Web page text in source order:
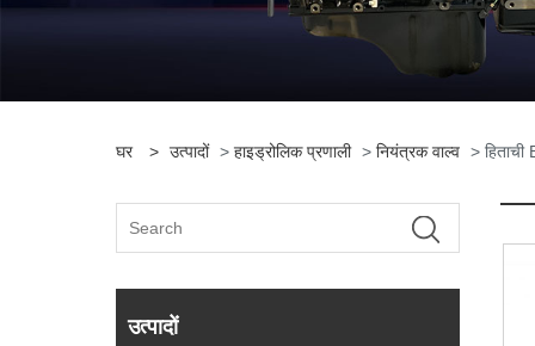
घर > उत्पादों > हाइड्रोलिक प्रणाली > नियंत्रक वाल्व >
उत्पादों